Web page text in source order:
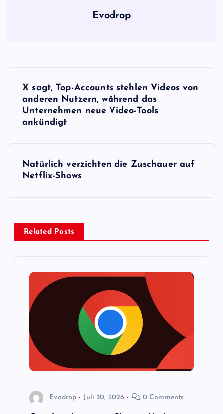
Evodrop
g
X sagt, Top-Accounts stehlen Videos von
anderen Nutzern, während das
Unternehmen neue Video-Tools
ankündigt
Natürlich verzichten die Zuschauer auf
Netflix-Shows
Related Posts
Evodrop Juli 30, 2026 0 Comments